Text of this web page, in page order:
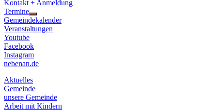
menu
Kontakt + Anmeldung
Termine
Show
sub
menu
Gemeindekalender
Veranstaltungen
Youtube
Facebook
Instagram
nebenan.de
Aktuelles
Gemeinde
unsere Gemeinde
Arbeit mit Kindern